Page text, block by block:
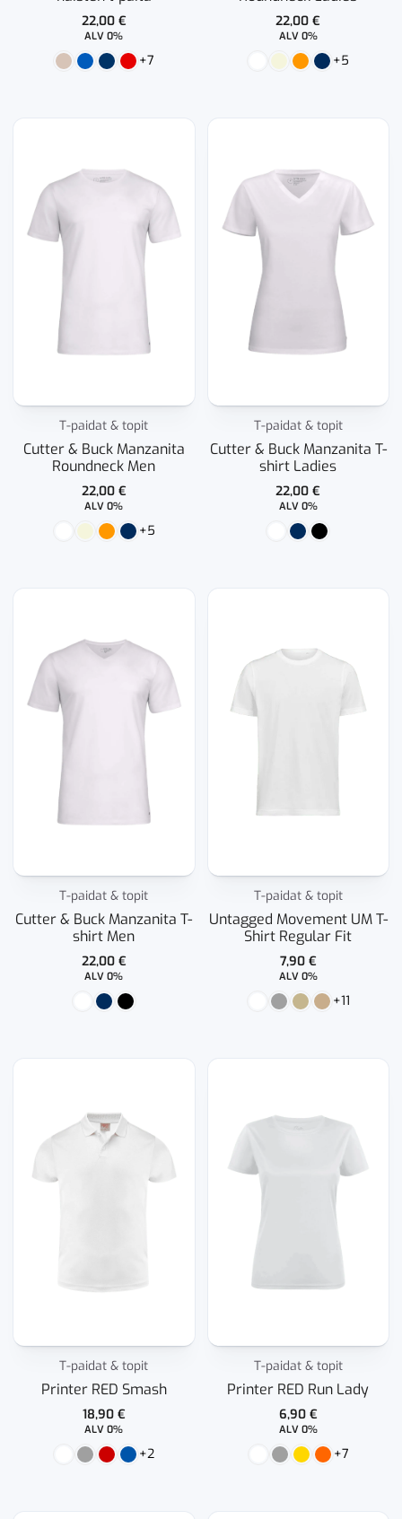
22,00 €
ALV 0%
+7
22,00€
ALV 0%
+5
T-paidat & topit
Cutter & Buck Manzanita
Roundneck Men
22,00 €
ALV 0%
+5
T-paidat & topit
Cutter & Buck Manzanita T-
shirt Ladies
22,00€
ALV 0%
T-paidat & topit
Cutter & Buck Manzanita T-
shirt Men
22,00 €
ALV 0%
T-paidat & topit
Untagged Movement UM T-
Shirt Regular Fit
7,90 €
ALV 0%
+11
T-paidat & topit
Printer RED Smash
18,90 €
ALV 0%
+2
T-paidat & topit
Printer RED Run Lady
6,90 €
ALV 0%
+7